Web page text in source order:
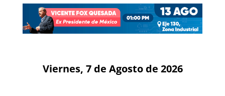
Viernes, 7 de Agosto de 2026